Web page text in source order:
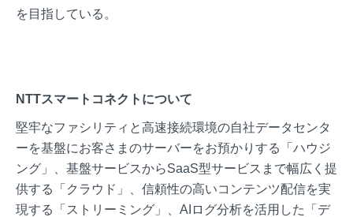
を目指している。
NTTスマートコネクトについて
堅牢なファシリティと高速接続環境の自社データセンタ
ーを基盤にお客さまのサーバーをお預かりする「ハウジ
ング」、基盤サービスからSaaS型サービスまで幅広く提
供する「クラウド」、信頼性の高いコンテンツ配信を実
現する「ストリーミング」、AIログ分析を活用した「デ